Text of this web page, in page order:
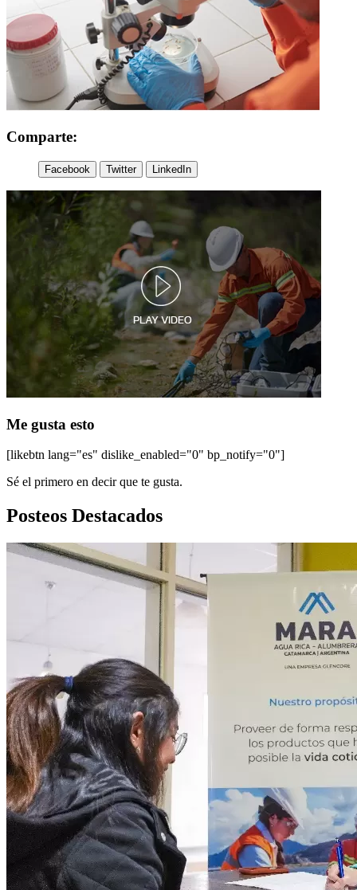
Comparte:
Facebook Twitter LinkedIn
Me gusta esto
[likebtn lang="es" dislike_enabled="0" bp_notify="0"]
Sé el primero en decir que te gusta.
Posteos Destacados